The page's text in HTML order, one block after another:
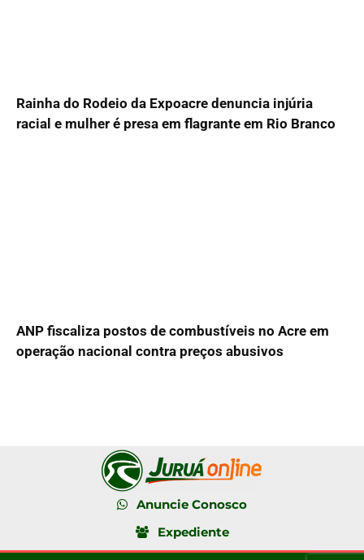
Rainha do Rodeio da Expoacre denuncia injúria
racial e mulher é presa em flagrante em Rio Branco
ANP fiscaliza postos de combustíveis no Acre em
operação nacional contra preços abusivos
Anuncie Conosco
Expediente